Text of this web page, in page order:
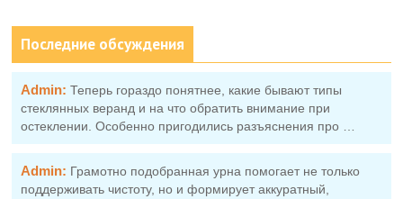
Последние обсуждения
Admin: Теперь гораздо понятнее, какие бывают типы
стеклянных веранд и на что обратить внимание при
остеклении. Особенно пригодились разъяснения про …
Admin: Грамотно подобранная урна помогает не только
поддерживать чистоту, но и формирует аккуратный,